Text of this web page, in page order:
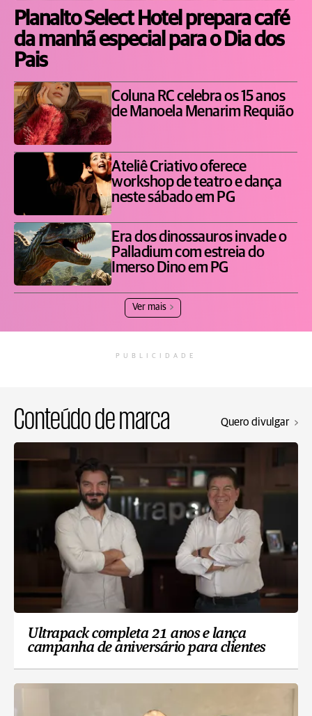
Planalto Select Hotel prepara café
da manhã especial para o Dia dos
Pais
Coluna RC celebra os 15 anos
de Manoela Menarim Requião
Ateliê Criativo oferece
workshop de teatro e dança
neste sábado em PG
Era dos dinossauros invade o
Palladium com estreia do
Imerso Dino em PG
Ver mais
PUBLICIDADE
Conteúdo de marca Quero divulgar
Ultrapack completa 21 anos e lança
campanha de aniversário para clientes